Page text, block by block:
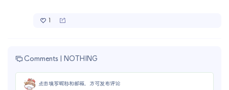
1
Comments | NOTHING
点击填写昵称和邮箱，方可发布评论